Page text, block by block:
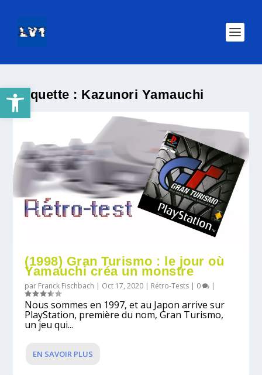
Ouvrir la barre d’outilsÉtiquette : Kazunori Yamauchi
(1998) Gran Turismo : le jour où
Yamauchi créa un monstre
par Franck Fischbach | Oct 17, 2020 | Rétro-Tests | 0 |
Nous sommes en 1997, et au Japon arrive sur
PlayStation, première du nom, Gran Turismo,
un jeu qui...
EN SAVOIR PLUS